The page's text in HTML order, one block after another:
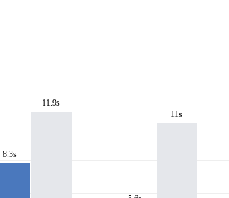
8.3s
11.9s
11s